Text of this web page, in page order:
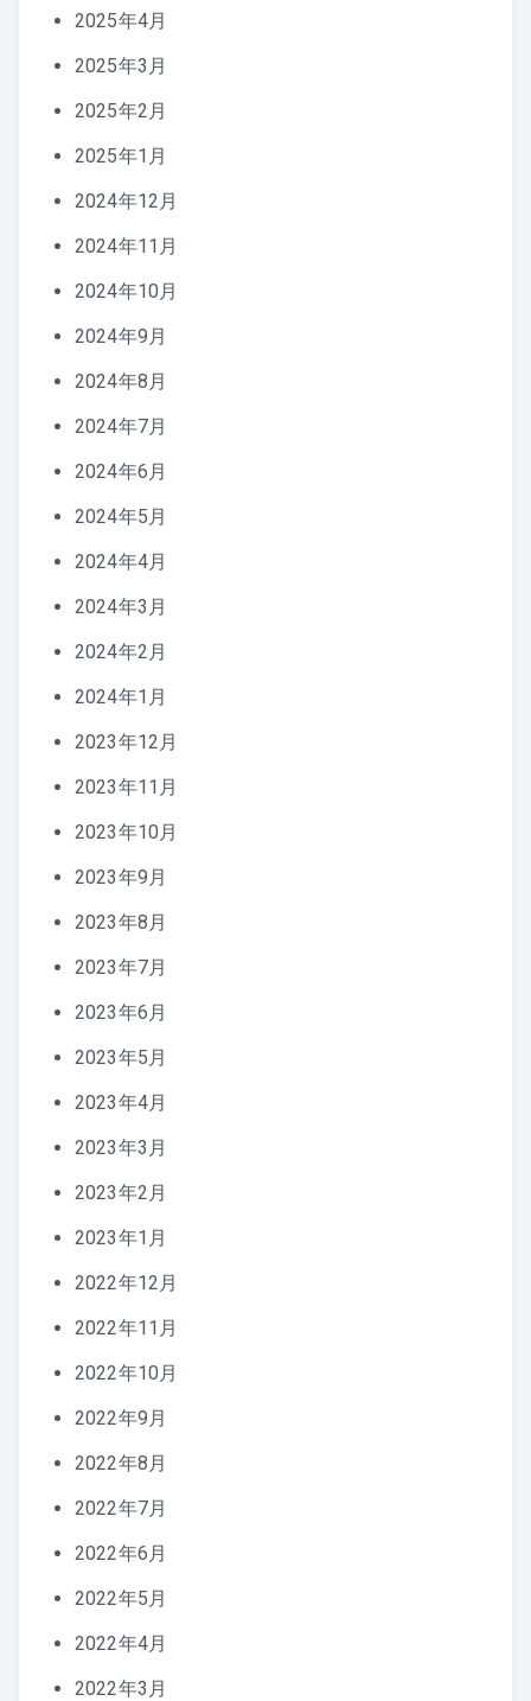
2025年4月
2025年3月
2025年2月
2025年1月
2024年12月
2024年11月
2024年10月
2024年9月
2024年8月
2024年7月
2024年6月
2024年5月
2024年4月
2024年3月
2024年2月
2024年1月
2023年12月
2023年11月
2023年10月
2023年9月
2023年8月
2023年7月
2023年6月
2023年5月
2023年4月
2023年3月
2023年2月
2023年1月
2022年12月
2022年11月
2022年10月
2022年9月
2022年8月
2022年7月
2022年6月
2022年5月
2022年4月
2022年3月